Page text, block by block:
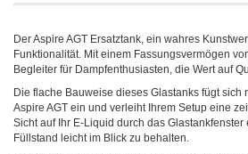
Der Aspire AGT Ersatztank, ein wahres
Funktionalität. Mit einem Fassungsvermögen
Begleiter für Dampfenthusiasten, die Wert auf
Die flache Bauweise dieses Glastanks fügt sich
Aspire AGT ein und verleiht Ihrem Setup eine
Sicht auf Ihr E-Liquid durch das Glastankfenster
Füllstand leicht im Blick zu behalten.